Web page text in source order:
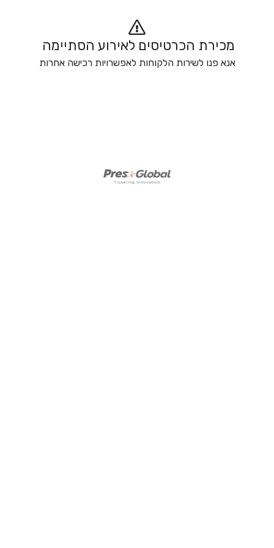
מכירת הכרטיסים לאירוע הסתיימה
אנא פנו לשירות הלקוחות לאפשרויות רכישה אחרות